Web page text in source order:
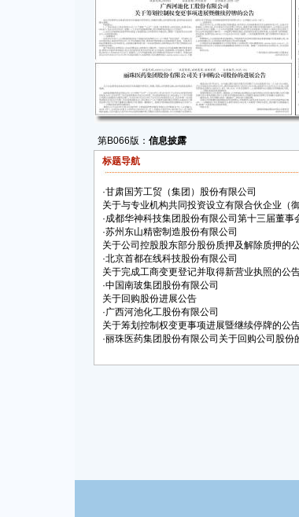
第B066版： 信息披露
标题导航
·甘肃国芳工贸（集团）股份有限公司
关于与专业机构共同投资设立有限合伙企业（
·成都华神科技集团股份有限公司第十三届董事
·苏州东山精密制造股份有限公司
关于公司控股股东部分股份质押及解除质押的
·北京首都在线科技股份有限公司
关于完成工商变更登记并取得新营业执照的公
·中国南玻集团股份有限公司
关于回购股份进展公告
·广西河池化工股份有限公司
关于筹划控制权变更事项进展暨继续停牌的公
·丽珠医药集团股份有限公司关于回购公司股份